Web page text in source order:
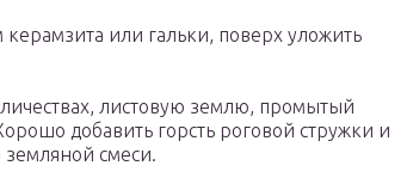
или гальки, поверх уложить
листовую землю, промытый
добавить горсть роговой стружки и
смеси.